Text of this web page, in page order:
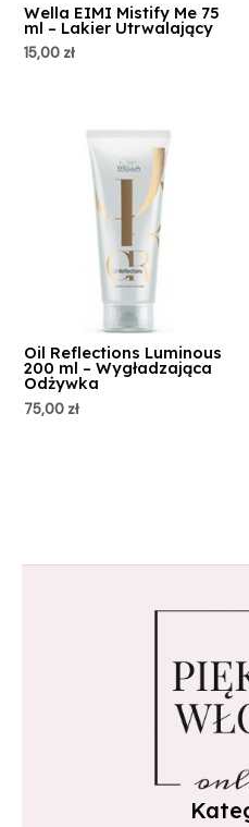
Wella EIMI Mistify Me 75
ml – Lakier Utrwalający
15,00 zł
Oil Reflections Luminous
200 ml – Wygładzająca
Odżywka
75,00 zł